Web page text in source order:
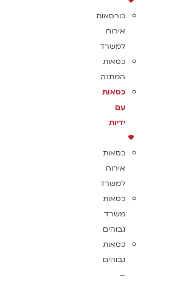
כורסאות
אירוח
למשרד
כסאות
המתנה
כסאות
עם
ידיות
כסאות
אירוח
למשרד
כסאות
משרד
גבוהים
כסאות
גבוהים
–